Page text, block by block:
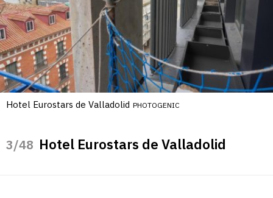
Hotel Eurostars de Valladolid PHOTOGENIC
/48 Hotel Eurostars de Valladolid